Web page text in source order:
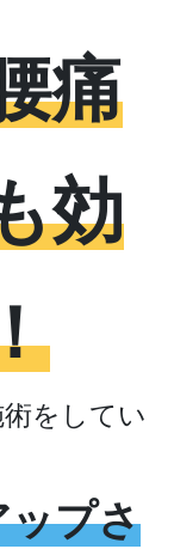
痛
効
をしてい
プさ